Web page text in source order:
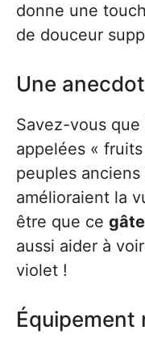
donne une
de douceur
Une
Savez-vous
appelées «
peuples anciens
amélioraient la
être que ce
aussi aider à
violet !
Équipement